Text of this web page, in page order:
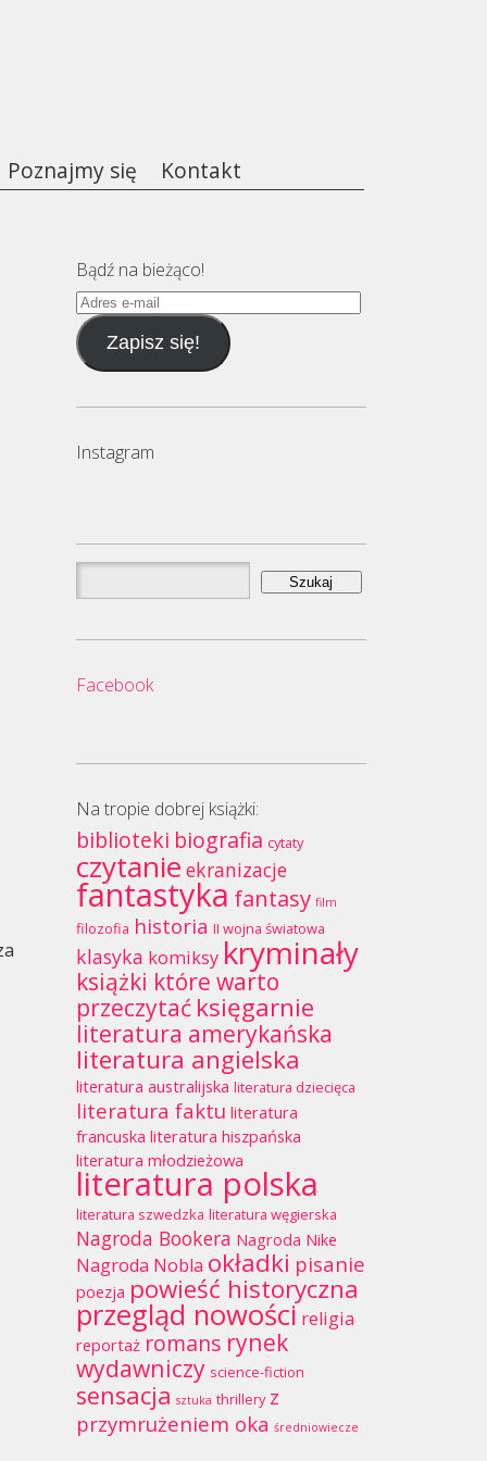
Poznajmy się Kontakt
Bądź na bieżąco!
Adres
e-
mailZapisz się!
Instagram
Szukaj:
Facebook
Na tropie dobrej książki:
biblioteki biografia cytaty
czytanie ekranizacje
fantastyka fantasy film
filozofia historia II wojna światowa
klasyka komiksy kryminały
książki które warto
przeczytać księgarnie
literatura amerykańska
literatura angielska
literatura australijska literatura dziecięca
literatura faktu literatura
francuska literatura hiszpańska
literatura młodzieżowa
literatura polska
literatura szwedzka literatura węgierska
Nagroda Bookera Nagroda Nike
Nagroda Nobla okładki pisanie
poezja powieść historyczna
przegląd nowości religia
reportaż romans rynek
wydawniczy science-fiction
sensacja sztuka thrillery z
przymrużeniem oka średniowiecze